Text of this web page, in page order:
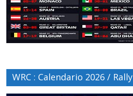
WRC : Calendario 2026 / Rally